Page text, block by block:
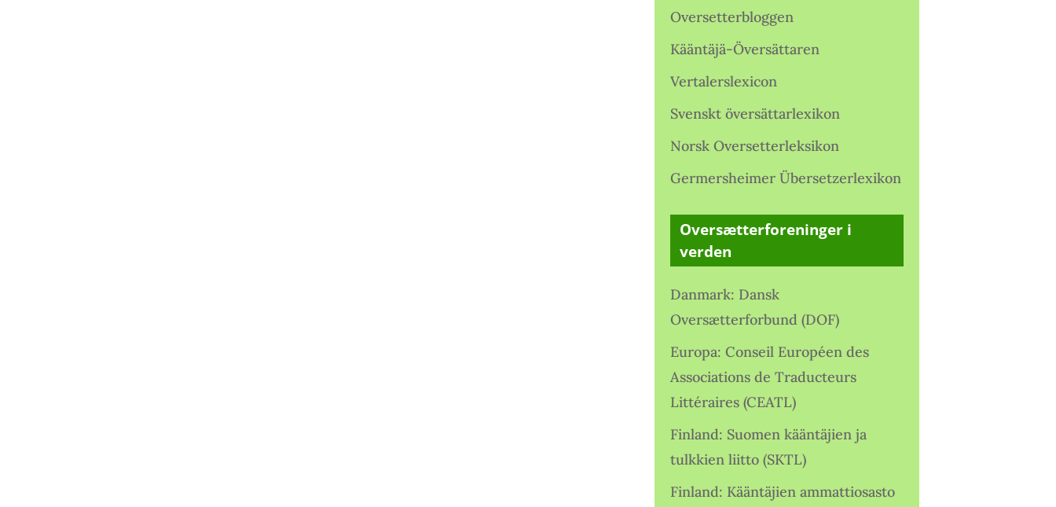
Oversetterbloggen
Kääntäjä-Översättaren
Vertalerslexicon
Svenskt översättarlexikon
Norsk Oversetterleksikon
Germersheimer Übersetzerlexikon
Oversætterforeninger i
verden
Danmark: Dansk
Oversætterforbund (DOF)
Europa: Conseil Européen des
Associations de Traducteurs
Littéraires (CEATL)
Finland: Suomen kääntäjien ja
tulkkien liitto (SKTL)
Finland: Kääntäjien ammattiosasto